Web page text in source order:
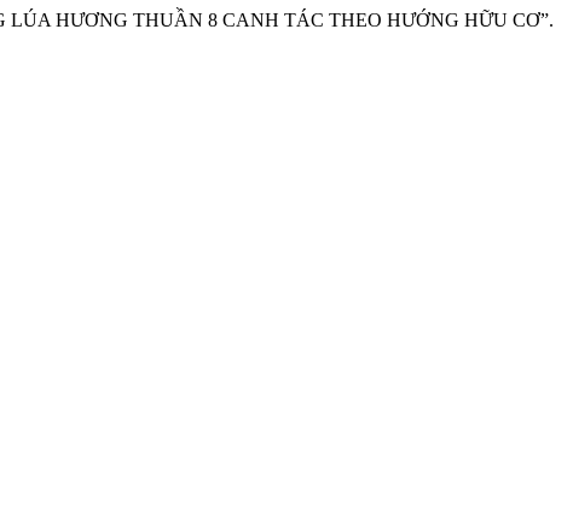
HƯƠNG THUẦN 8 CANH TÁC THEO HƯỚNG HỮU CƠ”.